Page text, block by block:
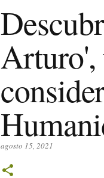
Arturo',
agosto 15, 2021